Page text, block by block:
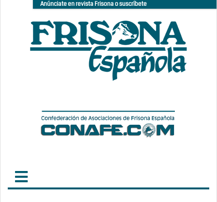
Anúnciate en revista Frisona o suscríbete